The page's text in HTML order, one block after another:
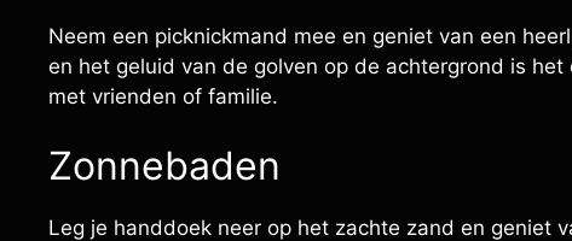
Neem een picknickmand mee en geniet van een
en het geluid van de golven op de achtergrond is
met vrienden of familie.
Zonnebaden
Leg je handdoek neer op het zachte zand en geniet